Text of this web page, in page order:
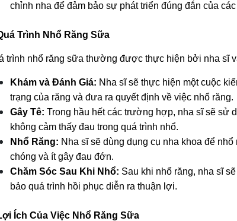
chỉnh nha để đảm bảo sự phát triển đúng đắn của
Trình Nhổ Răng Sữa
trình nhổ răng sữa thường được thực hiện bởi nha sĩ
Khám và Đánh Giá: Nha sĩ sẽ thực hiện một cuộc
trạng của răng và đưa ra quyết định về việc nhổ răng.
Gây Tê: Trong hầu hết các trường hợp, nha sĩ sẽ sử
không cảm thấy đau trong quá trình nhổ.
Nhổ Răng: Nha sĩ sẽ dùng dụng cụ nha khoa để
chóng và ít gây đau đớn.
Chăm Sóc Sau Khi Nhổ: Sau khi nhổ răng, nha sĩ
bảo quá trình hồi phục diễn ra thuận lợi.
Ích Của Việc Nhổ Răng Sữa